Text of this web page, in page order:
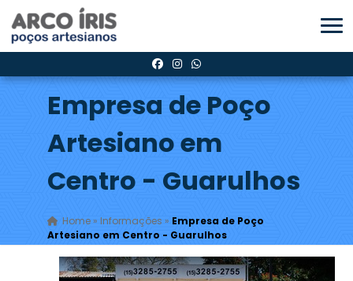
Empresa de Poço
Artesiano em
Centro - Guarulhos
Home» Informações » Empresa de Poço
Artesiano em Centro - Guarulhos